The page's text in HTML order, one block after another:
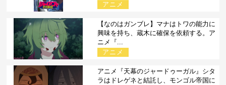
アニメ
【なのはガンブレ】マナはトワの能力に
興味を持ち、蔵木に確保を依頼する。ア
ニメ『...
アニメ
アニメ『天幕のジャードゥーガル』シタ
ラはドレゲネと結託し、モンゴル帝国に